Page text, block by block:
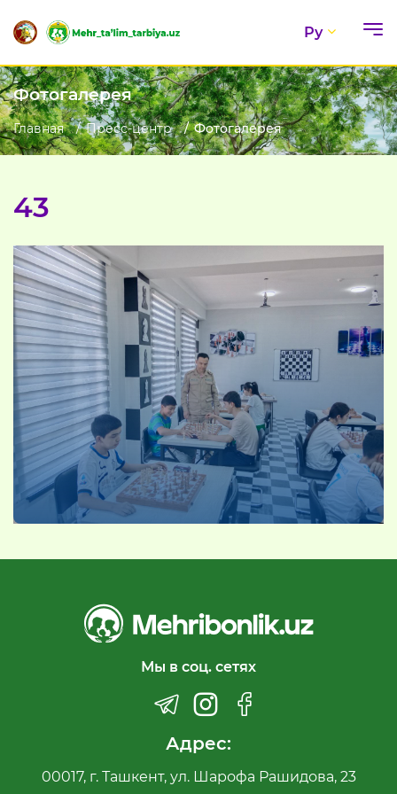
Ру
Фотогалерея
Главная Пресс-центр Фотогалерея
43
Мы в соц. сетях
Адрес:
00017, г. Ташкент, ул. Шарофа Рашидова, 23